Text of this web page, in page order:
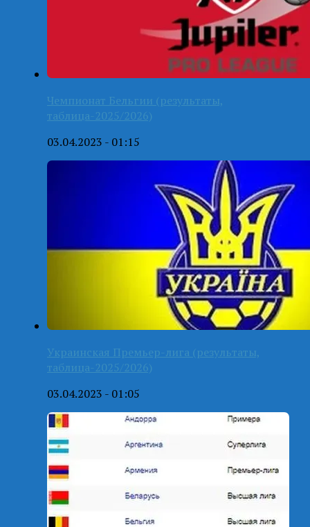
Чемпионат Бельгии (результаты,
таблица-2025/2026)
03.04.2023 - 01:15
Украинская Премьер-лига (результаты,
таблица-2025/2026)
03.04.2023 - 01:05